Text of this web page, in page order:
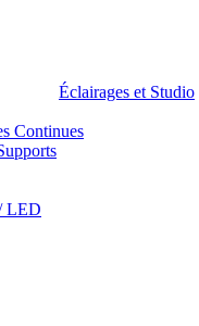
Éclairages et Studio
Continues
LED